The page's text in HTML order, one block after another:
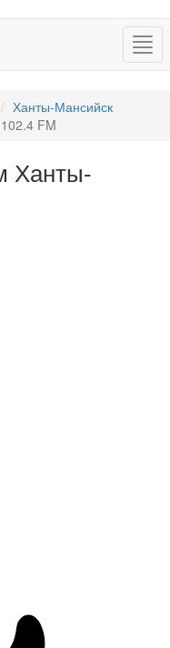
Ханты-Мансийск
FM
Ханты-